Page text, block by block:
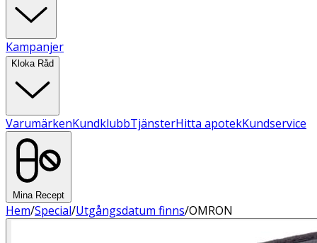
Kampanjer
Kloka Råd
VarumärkenKundklubbTjänsterHitta apotekKundservice
Mina Recept
Hem/Special/Utgångsdatum finns/OMRON